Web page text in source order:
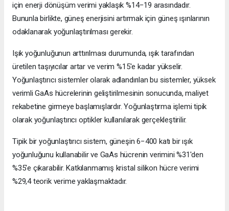
için enerji dönüşüm verimi yaklaşık %14−19 arasındadır.
Bununla birlikte, güneş enerjisini artırmak için güneş ışınlarının
odaklanarak yoğunlaştırılması gerekir.
Işık yoğunluğunun arttırılması durumunda, ışık tarafından
üretilen taşıyıcılar artar ve verim %15'e kadar yükselir.
Yoğunlaştırıcı sistemler olarak adlandırılan bu sistemler, yüksek
verimli GaAs hücrelerinin geliştirilmesinin sonucunda, maliyet
rekabetine girmeye başlamışlardır. Yoğunlaştırma işlemi tipik
olarak yoğunlaştırıcı optikler kullanılarak gerçekleştirilir.
Tipik bir yoğunlaştırıcı sistem, güneşin 6−400 katı bir ışık
yoğunluğunu kullanabilir ve GaAs hücrenin verimini %31'den
%35'e çıkarabilir. Katkılanmamış kristal silikon hücre verimi
%29,4 teorik verime yaklaşmaktadır.